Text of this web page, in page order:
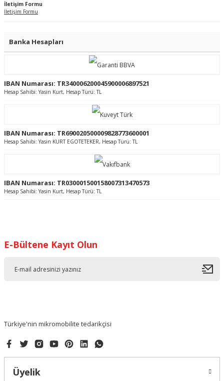
İletişim Formu
İletişim Formu
Banka Hesapları
IBAN Numarası: TR340006200045900006897521
Hesap Sahibi: Yasin Kurt, Hesap Türü: TL
IBAN Numarası: TR690020500009828773600001
Hesap Sahibi: Yasin KURT EGOTETEKER, Hesap Türü: TL
IBAN Numarası: TR030001500158007313470573
Hesap Sahibi: Yasin Kurt, Hesap Türü: TL
E-Bültene Kayıt Olun
Türkiye'nin mikromobilite tedarikçisi
Üyelik